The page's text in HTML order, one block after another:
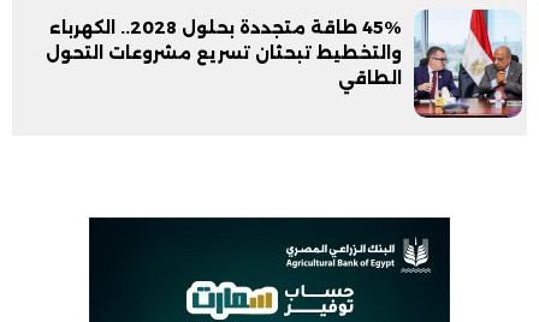
45% طاقة متجددة بحلول 2028.. الكهرباء
والتخطيط تبحثان تسريع مشروعات التحول
الطاقي